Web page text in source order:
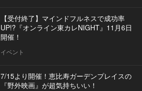
【受付終了】マインドフルネスで成功率
UP!?『オンライン東カレNIGHT』11月6日
開催！
イベント
7/15より開催！恵比寿ガーデンプレイスの
『野外映画』が超気持ちいい！